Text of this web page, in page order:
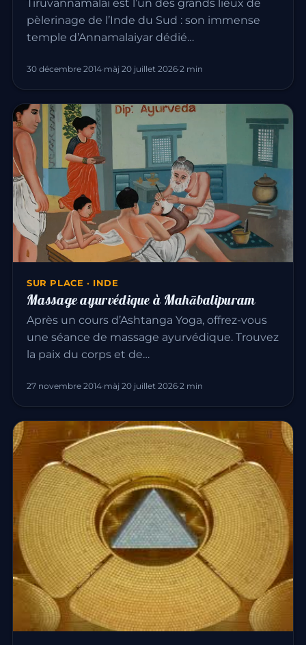
Tiruvannāmalai est l’un des grands lieux de
pèlerinage de l’Inde du Sud : son immense
temple d’Annamalaiyar dédié…
30 décembre 2014·màj 20 juillet 2026·2 min
SUR PLACE · INDE
Massage ayurvédique à Mahābalipuram
Après un cours d’Ashtanga Yoga, offrez-vous
une séance de massage ayurvédique. Trouvez
la paix du corps et de…
27 novembre 2014·màj 20 juillet 2026·2 min